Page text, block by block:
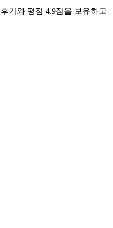
기와 평점 4.9점을 보유하고